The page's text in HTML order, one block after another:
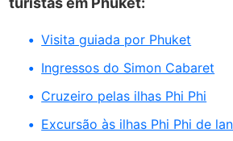
Visita guiada por Phuket
Ingressos do Simon Cabaret
Cruzeiro pelas ilhas Phi Phi
Excursão às ilhas Phi Phi de